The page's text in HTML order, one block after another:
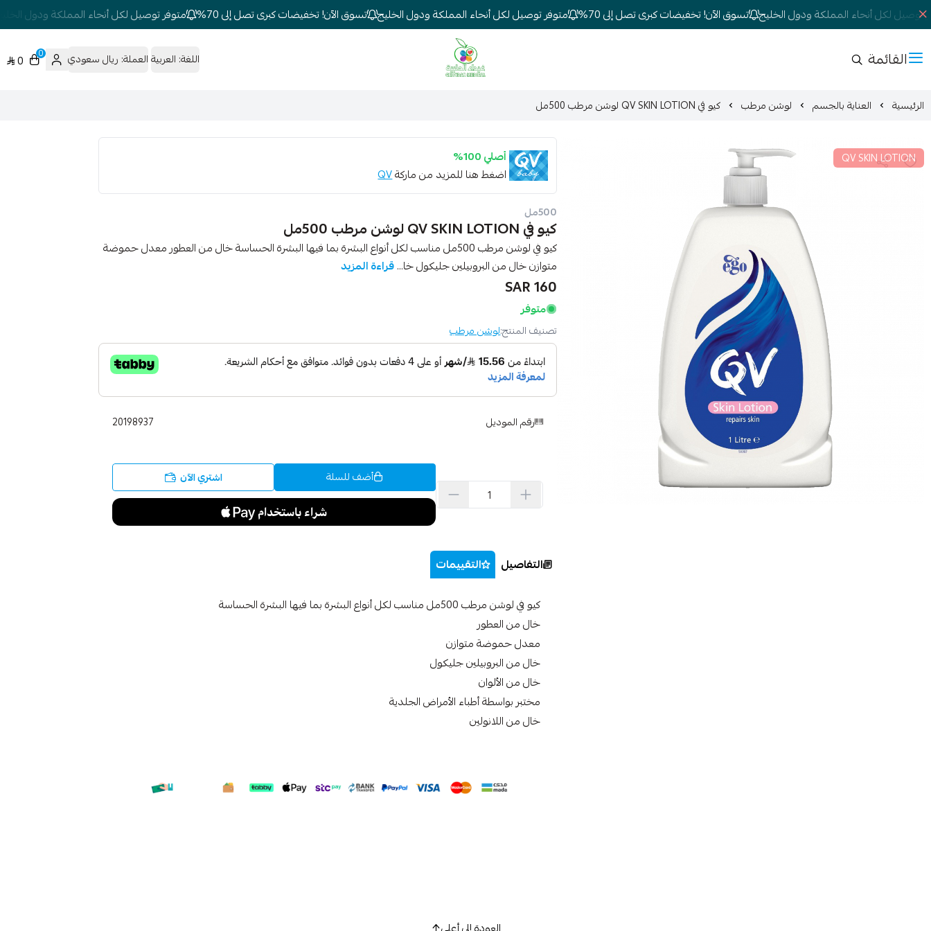
لكل أنحاء المملكة ودول الخليج تسوق الآن! تخفيضات كبرى تصل إلى 70% متوفر توصيل لكل أنحاء المملكة ودول الخليج تسوق الآن! تخفيضات كبرى تصل إلى 70% متوفر توصيل لكل أنحاء المملكة ودول الخليج
القائمة شركة غيداء المتطورة الطبية اللغة: العربيةالعملة: ريال سعودي 0
0
الرئيسية العناية بالجسم لوشن مرطب كيو في QV SKIN LOTION لوشن مرطب 500مل
QV SKIN LOTION
أصلي 100%
اضغط هنا للمزيد من ماركةQV
500مل
كيو في QV SKIN LOTION لوشن مرطب 500مل
كيو في لوشن مرطب 500مل مناسب لكل أنواع البشرة بما فيها البشرة الحساسة خال من العطور معدل حموضة
متوازن خال من البروبيلين جليكول خا...قراءة المزيد
160 SAR
متوفر
تصنيف المنتج:لوشن مرطب
رقم الموديل 20198937
أضف للسلة اشتري الآن
التفاصيل التقييمات
كيو في لوشن مرطب 500مل مناسب لكل أنواع البشرة بما فيها البشرة الحساسة
خال من العطور
معدل حموضة متوازن
خال من البروبيلين جليكول
خال من الألوان
مختبر بواسطة أطباء الأمراض الجلدية
خال من اللانولين